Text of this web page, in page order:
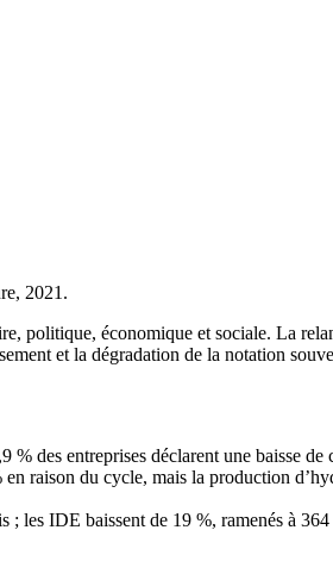
2021.
politique, économique et sociale. La
et la dégradation de la notation
des entreprises déclarent une baisse
raison du cycle, mais la production
; les IDE baissent de 19 %, ramenés à